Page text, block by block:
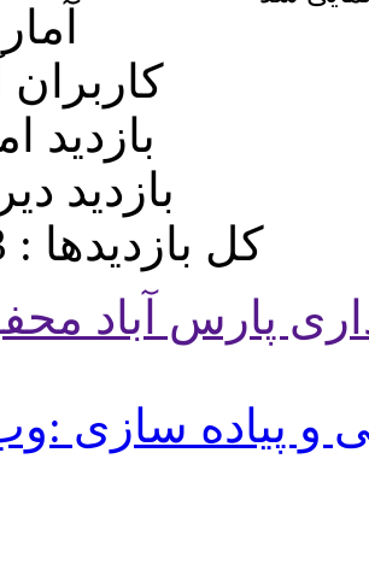
کاربران
بازدید
بازدید
کل بازدیدها : 1096993
و پیاده سازی